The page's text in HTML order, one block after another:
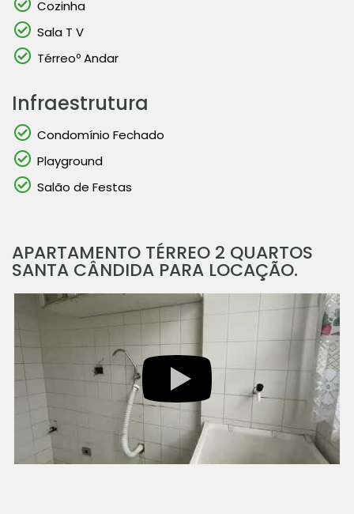
Cozinha
Sala T V
Térreoº Andar
Infraestrutura
Condomínio Fechado
Playground
Salão de Festas
APARTAMENTO TÉRREO 2 QUARTOS
SANTA CÂNDIDA PARA LOCAÇÃO.